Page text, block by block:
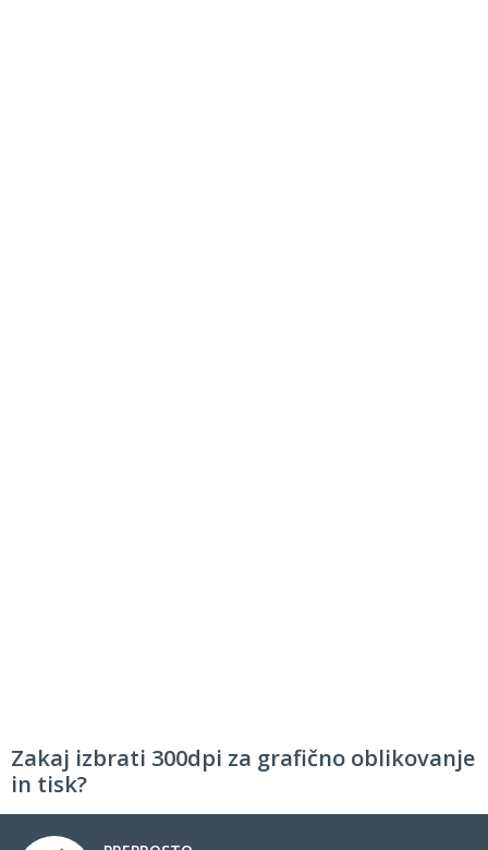
Zakaj izbrati 300dpi za grafično oblikovanje
in tisk?